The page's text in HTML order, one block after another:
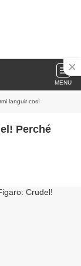
MENU
languir così
Perché